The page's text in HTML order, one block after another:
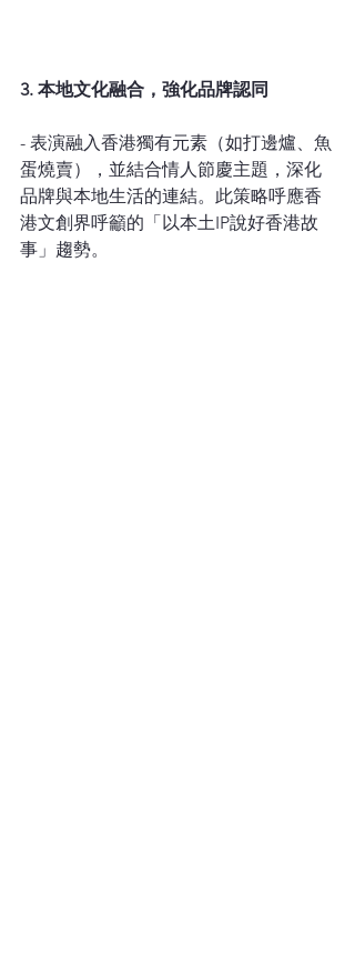
3. 本地文化融合，強化品牌認同
- 表演融入香港獨有元素（如打邊爐、魚
蛋燒賣），並結合情人節慶主題，深化
品牌與本地生活的連結。此策略呼應香
港文創界呼籲的「以本土IP說好香港故
事」趨勢。